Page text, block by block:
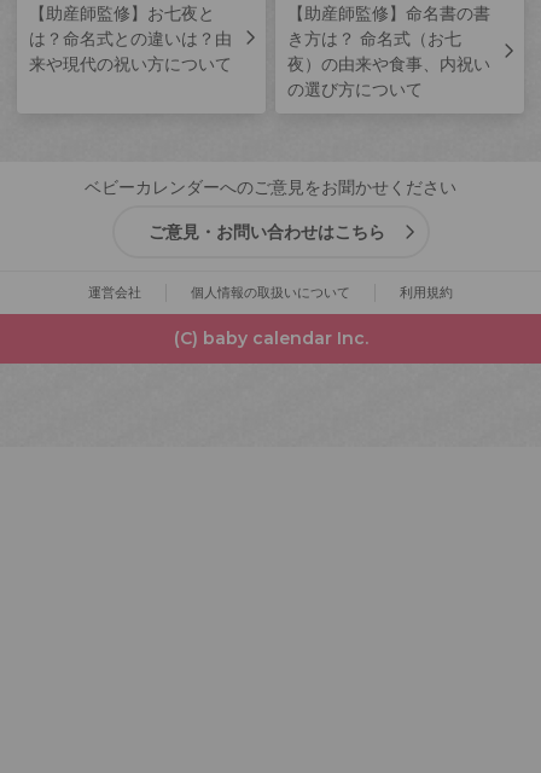
【助産師監修】お七夜と
は？命名式との違いは？由
来や現代の祝い方について
【助産師監修】命名書の書
き方は？ 命名式（お七
夜）の由来や食事、内祝い
の選び方について
ベビーカレンダーへのご意見をお聞かせください
ご意見・お問い合わせはこちら
運営会社 個人情報の取扱いについて 利用規約
(C) baby calendar Inc.